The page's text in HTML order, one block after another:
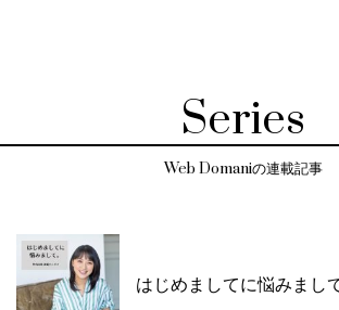
Series
Web Domaniの連載記事
はじめましてに悩みまし